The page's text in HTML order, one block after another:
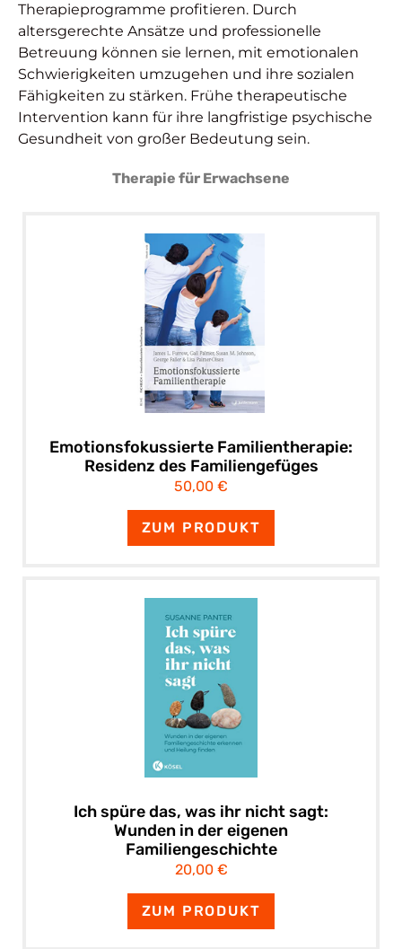
Therapieprogramme profitieren. Durch
altersgerechte Ansätze und professionelle
Betreuung können sie lernen, mit emotionalen
Schwierigkeiten umzugehen und ihre sozialen
Fähigkeiten zu stärken. Frühe therapeutische
Intervention kann für ihre langfristige psychische
Gesundheit von großer Bedeutung sein.
Therapie für Erwachsene
Emotionsfokussierte Familientherapie:
Residenz des Familiengefüges
50,00 €
ZUM PRODUKT
Ich spüre das, was ihr nicht sagt:
Wunden in der eigenen
Familiengeschichte
20,00 €
ZUM PRODUKT